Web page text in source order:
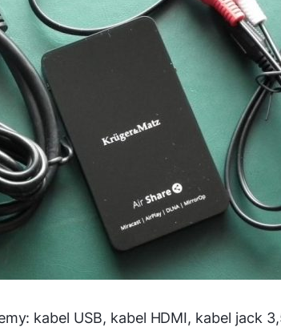
kabel USB, kabel HDMI, kabel jack